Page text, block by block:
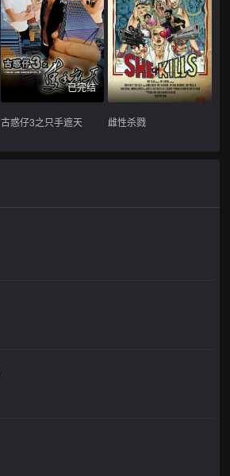
已完结
古惑仔3之只手遮天 雌性杀戮